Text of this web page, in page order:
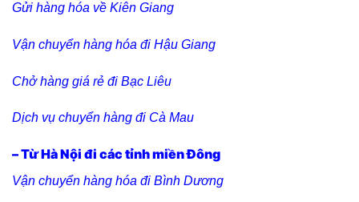
Gửi hàng hóa về Kiên Giang
Vận chuyển hàng hóa đi Hậu Giang
Chở hàng giá rẻ đi Bạc Liêu
Dịch vụ chuyển hàng đi Cà Mau
– Từ Hà Nội đi các tỉnh miền Đông
Vận chuyển hàng hóa đi Bình Dương